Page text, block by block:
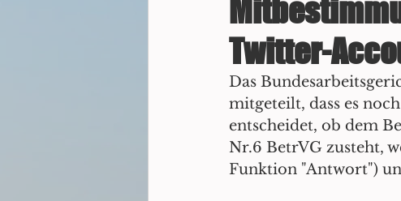
Allgemein privates
Baurecht Denkmalrecht
Twitter-
Das
mitgeteilt, dass es
entscheidet, ob dem
Nr.6 BetrVG zusteht,
Funktion "Antwort")